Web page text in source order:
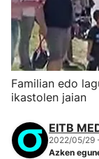
Familian edo
ikastolen jaian
EITB
2022/05/29
Azken